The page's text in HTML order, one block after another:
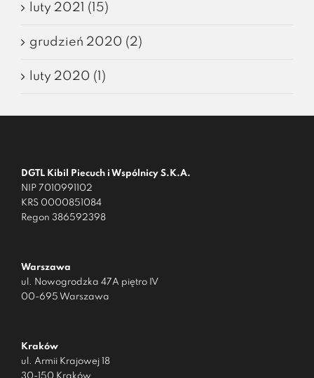
luty 2021 (15)
grudzień 2020 (2)
luty 2020 (1)
DGTL Kibil Piecuch i Wspólnicy S.K.A.
NIP 7010991102
KRS 0000851084
Regon 386592398
Warszawa
ul. Nowogrodzka 47A piętro IV
00-695 Warszawa
Kraków
ul. Armii Krajowej 18